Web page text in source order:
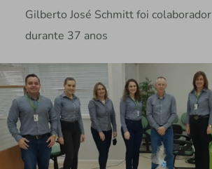
Gilberto José Schmitt foi
durante 37 anos